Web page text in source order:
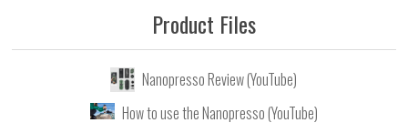
Product Files
Nanopresso Review (YouTube)
How to use the Nanopresso (YouTube)